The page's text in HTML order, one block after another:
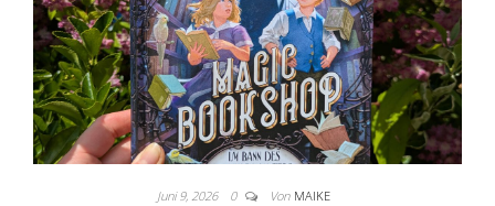
Juni 9, 2026 0 Von MAIKE